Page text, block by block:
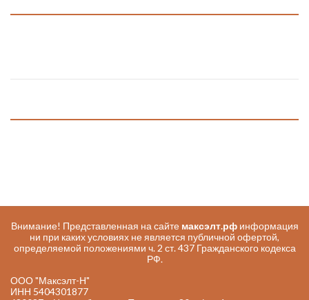
Внимание! Представленная на сайте максэлт.рфинформация
ни при каких условиях не является публичной офертой,
определяемой положениями ч. 2 ст. 437 Гражданского кодекса
РФ.
ООО "Максэлт-Н"
ИНН 5404301877